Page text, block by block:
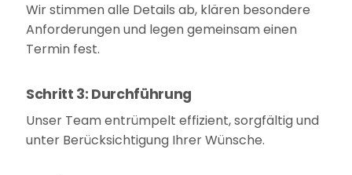
Wir stimmen alle Details ab, klären besondere
Anforderungen und legen gemeinsam einen
Termin fest.
Schritt 3: Durchführung
Unser Team entrümpelt effizient, sorgfältig und
unter Berücksichtigung Ihrer Wünsche.